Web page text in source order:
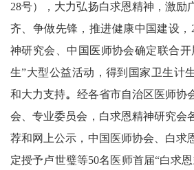
28号），大力弘扬白求恩精神，激励
齐、争做先锋，推进健康中国建设，
神研究会、中国医师协会确定联合
生”大型公益活动，得到国家卫生计
和大力支持。 经各省市自治区医师协
会、专业委员会，白求恩精神研究会
荐和网上公示，中国医师协会、白求
定授予卢世璧等50名医师首届“白求